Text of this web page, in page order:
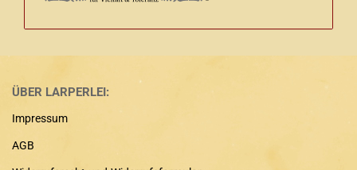
ÜBER LARPERLEI:
Impressum
AGB